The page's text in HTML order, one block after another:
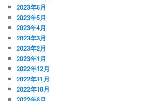
2023年6月
2023年5月
2023年4月
2023年3月
2023年2月
2023年1月
2022年12月
2022年11月
2022年10月
2022年8月